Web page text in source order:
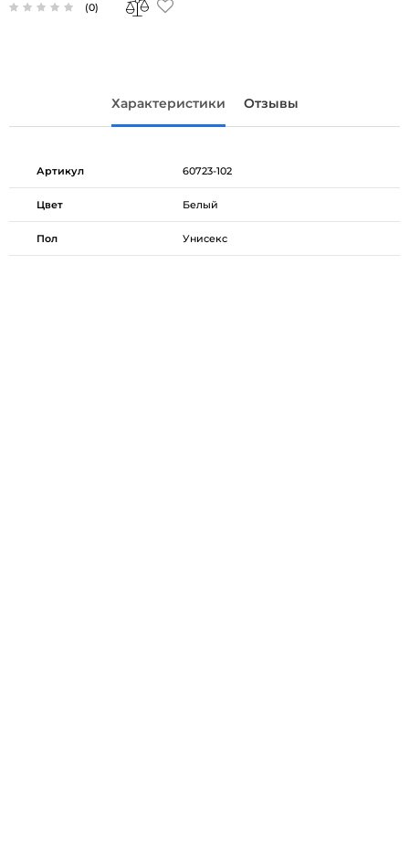
(0)
Характеристики Отзывы
Артикул 60723-102
Цвет Белый
Пол Унисекс